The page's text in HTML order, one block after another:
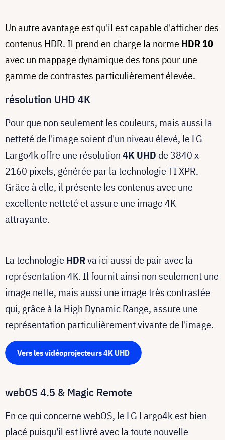
Un autre avantage est qu'il est capable d'afficher des
contenus HDR. Il prend en charge la norme HDR 10
avec un mappage dynamique des tons pour une
gamme de contrastes particulièrement élevée.
résolution UHD 4K
Pour que non seulement les couleurs, mais aussi la
netteté de l'image soient d'un niveau élevé, le LG
Largo4k offre une résolution4K UHD de 3840 x
2160 pixels, générée par la technologie TI XPR.
Grâce à elle, il présente les contenus avec une
excellente netteté et assure une image 4K
attrayante.
La technologie HDRva ici aussi de pair avec la
représentation 4K. Il fournit ainsi non seulement une
image nette, mais aussi une image très contrastée
qui, grâce à la High Dynamic Range, assure une
représentation particulièrement vivante de l'image.
Vers les vidéoprojecteurs 4K UHD
webOS 4.5 & Magic Remote
En ce qui concerne webOS, le LG Largo4k est bien
placé puisqu'il est livré avec la toute nouvelle